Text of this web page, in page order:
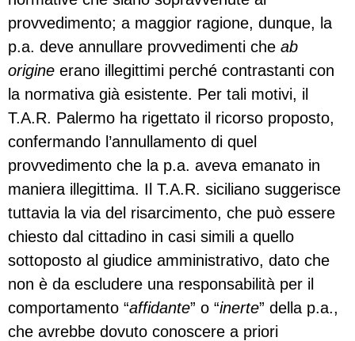
provvedimento; a maggior ragione, dunque, la
p.a. deve annullare provvedimenti che ab
origine erano illegittimi perché contrastanti con
la normativa già esistente. Per tali motivi, il
T.A.R. Palermo ha rigettato il ricorso proposto,
confermando l’annullamento di quel
provvedimento che la p.a. aveva emanato in
maniera illegittima. Il T.A.R. siciliano suggerisce
tuttavia la via del risarcimento, che può essere
chiesto dal cittadino in casi simili a quello
sottoposto al giudice amministrativo, dato che
non è da escludere una responsabilità per il
comportamento “affidante” o “inerte” della p.a.,
che avrebbe dovuto conoscere a priori